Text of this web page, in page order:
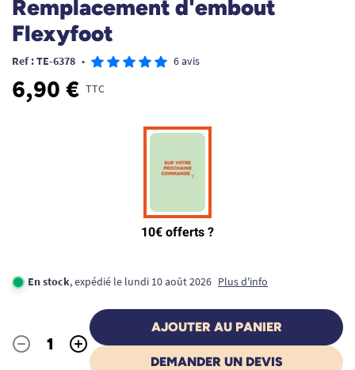
Remplacement d'embout
Flexyfoot
Ref : TE-6378 • 6 avis
6,90 € TTC
En stock, expédié le lundi 10 août 2026 Plus d'info
Quantité
- +
AJOUTER AU PANIER
DEMANDER UN DEVIS